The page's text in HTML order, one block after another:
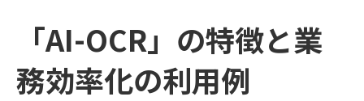
「AI-OCR」の特徴と業
務効率化の利用例